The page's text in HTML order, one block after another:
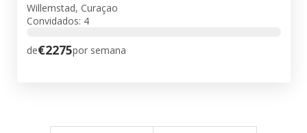
Willemstad, Curaçao
Convidados: 4
de€2275por semana